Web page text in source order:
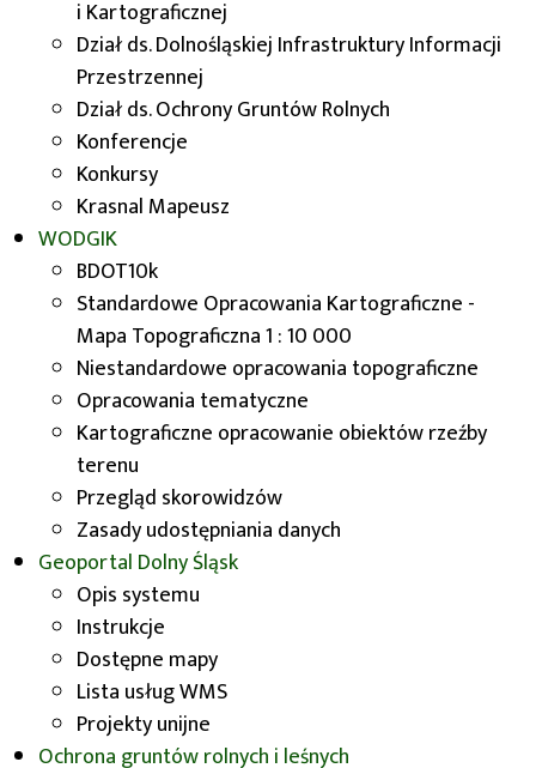
i Kartograficznej
Dział ds. Dolnośląskiej Infrastruktury Informacji
Przestrzennej
Dział ds. Ochrony Gruntów Rolnych
Konferencje
Konkursy
Krasnal Mapeusz
WODGIK
BDOT10k
Standardowe Opracowania Kartograficzne -
Mapa Topograficzna 1 : 10 000
Niestandardowe opracowania topograficzne
Opracowania tematyczne
Kartograficzne opracowanie obiektów rzeźby
terenu
Przegląd skorowidzów
Zasady udostępniania danych
Geoportal Dolny Śląsk
Opis systemu
Instrukcje
Dostępne mapy
Lista usług WMS
Projekty unijne
Ochrona gruntów rolnych i leśnych
Mapa topograficzna w skali 1:10 000, w
układzie 1992
Dla województwa dolnośląskiego opracowano
261 arkuszy, które obejmują przede wszystkim
tereny zurbanizowane. Stan aktualności
opracowania to lata 1995-98.
Formy udostępniania:
w postaci rastrowej, format TIFF+TFW,
mapa drukowana płaska,
mapa drukowana składana,
w postaci wydruku ploterowego.
Przykładowy arkusz mapy w skali 1:10 000, w
układzie 1992